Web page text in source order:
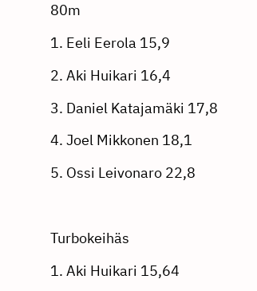
80m
1. Eeli Eerola 15,9
2. Aki Huikari 16,4
3. Daniel Katajamäki 17,8
4. Joel Mikkonen 18,1
5. Ossi Leivonaro 22,8
Turbokeihäs
1. Aki Huikari 15,64